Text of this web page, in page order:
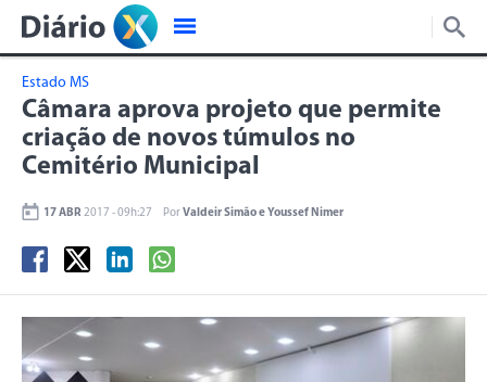
Estado MS
Câmara aprova projeto que permite
criação de novos túmulos no
Cemitério Municipal
17 ABR 2017 - 09h:27 PorValdeir Simão e Youssef Nimer